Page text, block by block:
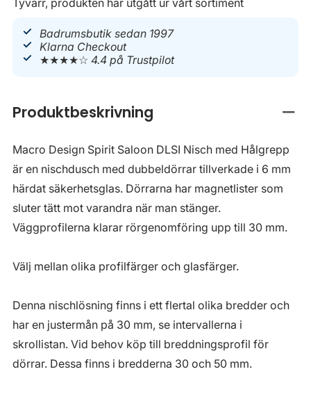
Tyvärr, produkten har utgått ur vårt sortiment
Badrumsbutik sedan 1997
Klarna Checkout
★★★★☆4.4 på Trustpilot
Produktbeskrivning
Macro Design Spirit Saloon DLSI Nisch med Hålgrepp
är en nischdusch med dubbeldörrar tillverkade i 6 mm
härdat säkerhetsglas. Dörrarna har magnetlister som
sluter tätt mot varandra när man stänger.
Väggprofilerna klarar rörgenomföring upp till 30 mm.
Välj mellan olika profilfärger och glasfärger.
Denna nischlösning finns i ett flertal olika bredder och
har en justermån på 30 mm, se intervallerna i
skrollistan. Vid behov köp till breddningsprofil för
dörrar. Dessa finns i bredderna 30 och 50 mm.